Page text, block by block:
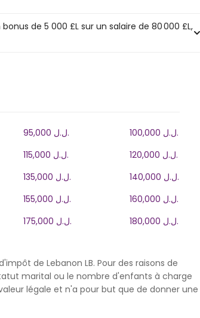
de 5 000 £L sur un salaire de 80 000 £L,
95,000 ل.ل.‎
100,000 ل.ل.‎
115,000 ل.ل.‎
120,000 ل.ل.‎
135,000 ل.ل.‎
140,000 ل.ل.‎
155,000 ل.ل.‎
160,000 ل.ل.‎
175,000 ل.ل.‎ 180,000 ل.ل.‎
de Lebanon LB. Pour des raisons de
marital ou le nombre d'enfants à charge
légale et n'a pour but que de donner une